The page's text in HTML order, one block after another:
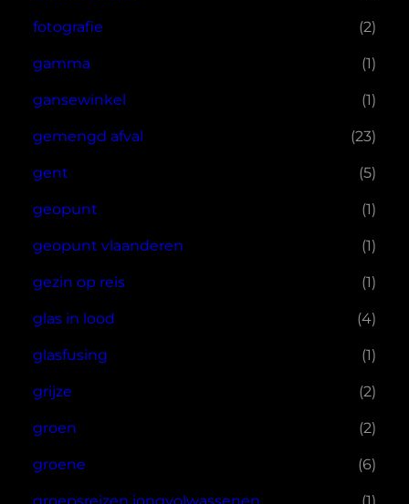
fotografie (2)
gamma (1)
gansewinkel (1)
gemengd afval (23)
gent (5)
geopunt (1)
geopunt vlaanderen (1)
gezin op reis (1)
glas in lood (4)
glasfusing (1)
grijze (2)
groen (2)
groene (6)